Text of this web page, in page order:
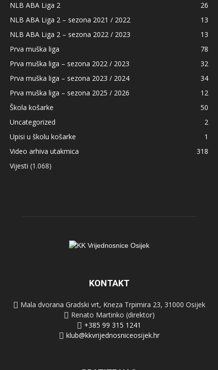
NLB ABA Liga 2
26
NLB ABA Liga 2 – sezona 2021 / 2022
13
NLB ABA Liga 2 – sezona 2022 / 2023
13
Prva muška liga
78
Prva muška liga – sezona 2022 / 2023
32
Prva muška liga – sezona 2023 / 2024
34
Prva muška liga – sezona 2025 / 2026
12
Škola košarke
50
Uncategorized
2
Upisi u školu košarke
1
Video arhiva utakmica
318
Vijesti (1.068)
KONTAKT
Mala dvorana Gradski vrt, Kneza Trpimira 23, 31000 Osijek
Renato Martinko (direktor)
+385 99 315 1241
klub@kkvrijednosniceosijek.hr